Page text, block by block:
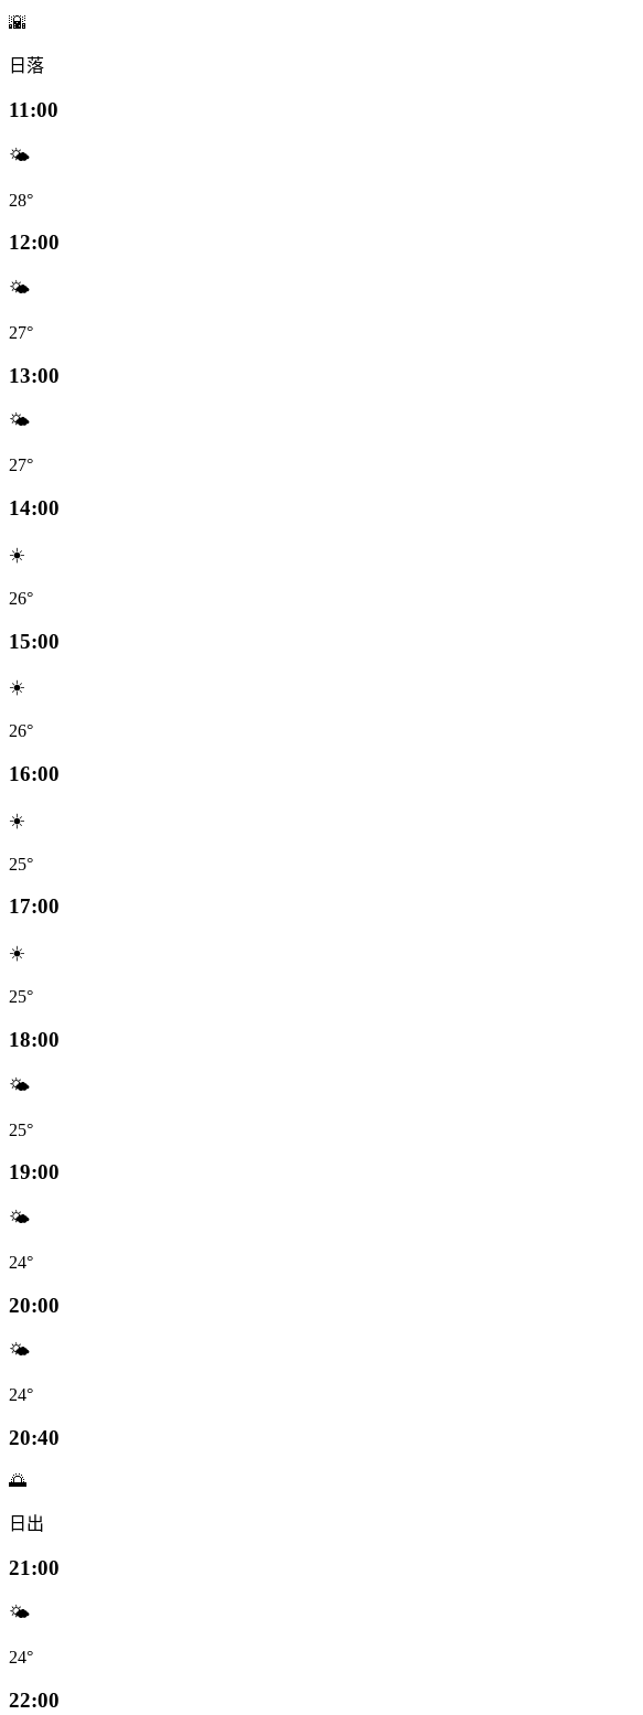
🌇
日落
11:00
🌤️
28°
12:00
🌤️
27°
13:00
🌤️
27°
14:00
☀️
26°
15:00
☀️
26°
16:00
☀️
25°
17:00
☀️
25°
18:00
🌤️
25°
19:00
🌤️
24°
20:00
🌤️
24°
20:40
🌅
日出
21:00
🌤️
24°
22:00